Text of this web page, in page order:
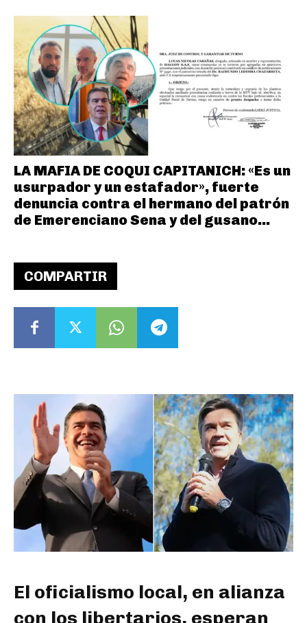
COMPARTIR
El oficialismo local, en alianza
con los libertarios, esperan
LA MAFIA DE COQUI CAPITANICH: «Es un
usurpador y un estafador», fuerte
denuncia contra el hermano del patrón
de Emerenciano Sena y del gusano...